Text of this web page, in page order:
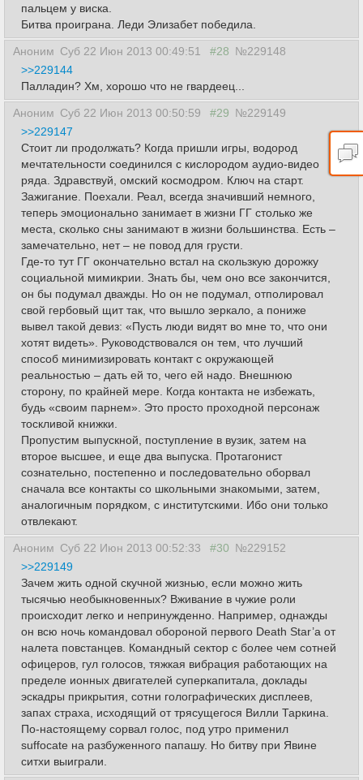
пальцем у виска.
Битва проиграна. Леди Элизабет победила.
Аноним Суб 22 Июн 2013 00:49:51 #28 №229148
>>229144
Палладин? Хм, хорошо что не гвардеец...
Аноним Суб 22 Июн 2013 00:50:59 #29 №229149
>>229147
Стоит ли продолжать? Когда пришли игры, водород
мечтательности соединился с кислородом аудио-видео
ряда. Здравствуй, омский космодром. Ключ на старт.
Зажигание. Поехали. Реал, всегда значивший немного,
теперь эмоционально занимает в жизни ГГ столько же
места, сколько сны занимают в жизни большинства. Есть –
замечательно, нет – не повод для грусти.
Где-то тут ГГ окончательно встал на скользкую дорожку
социальной мимикрии. Знать бы, чем оно все закончится,
он бы подумал дважды. Но он не подумал, отполировал
свой гербовый щит так, что вышло зеркало, а пониже
вывел такой девиз: «Пусть люди видят во мне то, что они
хотят видеть». Руководствовался он тем, что лучший
способ минимизировать контакт с окружающей
реальностью – дать ей то, чего ей надо. Внешнюю
сторону, по крайней мере. Когда контакта не избежать,
будь «своим парнем». Это просто проходной персонаж
тоскливой книжки.
Пропустим выпускной, поступление в вузик, затем на
второе высшее, и еще два выпуска. Протагонист
сознательно, постепенно и последовательно оборвал
сначала все контакты со школьными знакомыми, затем,
аналогичным порядком, с институтскими. Ибо они только
отвлекают.
Аноним Суб 22 Июн 2013 00:52:33 #30 №229152
>>229149
Зачем жить одной скучной жизнью, если можно жить
тысячью необыкновенных? Вживание в чужие роли
происходит легко и непринужденно. Например, однажды
он всю ночь командовал обороной первого Death Star’a от
налета повстанцев. Командный сектор с более чем сотней
офицеров, гул голосов, тяжкая вибрация работающих на
пределе ионных двигателей суперкапитала, доклады
эскадры прикрытия, сотни голографических дисплеев,
запах страха, исходящий от трясущегося Вилли Таркина.
По-настоящему сорвал голос, под утро применил
suffocate на разбуженного папашу. Но битву при Явине
ситхи выиграли.